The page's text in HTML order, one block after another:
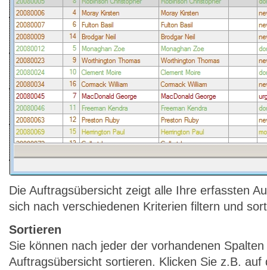
Die Auftragsübersicht zeigt alle Ihre erfassten
sich nach verschiedenen Kriterien filtern und
Sortieren
Sie können nach jeder der vorhandenen
Auftragsübersicht sortieren. Klicken Sie z.B. auf